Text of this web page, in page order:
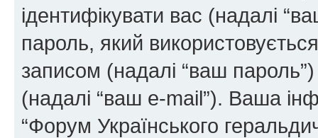
ідентифікувати вас (надалі
пароль, який
записом (надалі “ваш
(надалі “ваш e-mail”). Ваша
“Форум Українського